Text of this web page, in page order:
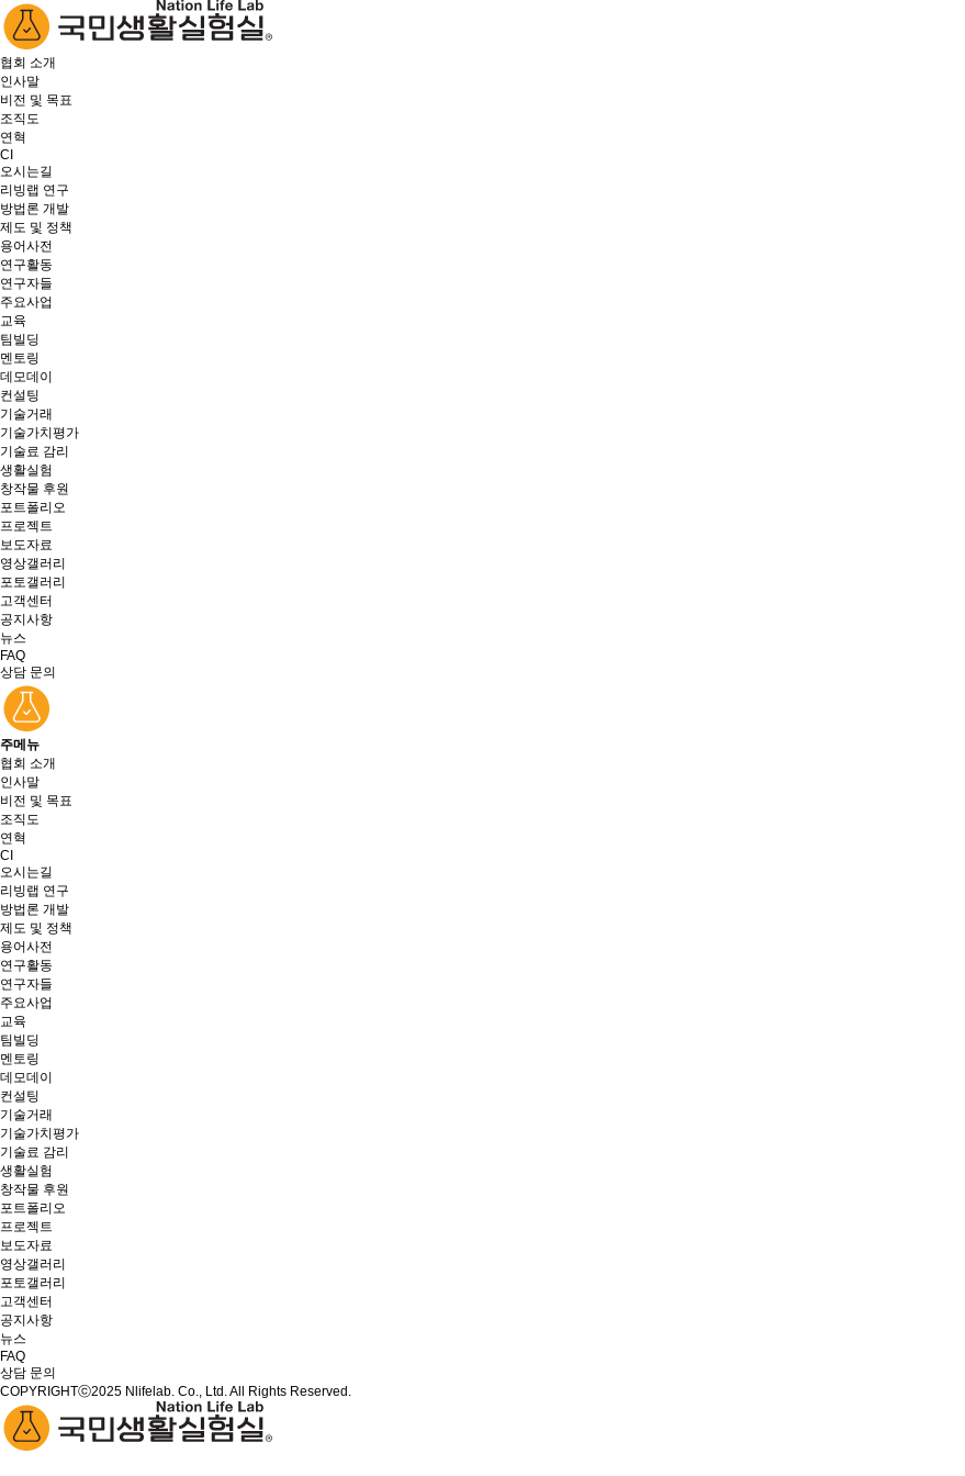
협회 소개
인사말
비전 및 목표
조직도
연혁
CI
오시는길
리빙랩 연구
방법론 개발
제도 및 정책
용어사전
연구활동
연구자들
주요사업
교육
팀빌딩
멘토링
데모데이
컨설팅
기술거래
기술가치평가
기술료 감리
생활실험
창작물 후원
포트폴리오
프로젝트
보도자료
영상갤러리
포토갤러리
고객센터
공지사항
뉴스
FAQ
상담 문의
주메뉴
협회 소개
인사말
비전 및 목표
조직도
연혁
CI
오시는길
리빙랩 연구
방법론 개발
제도 및 정책
용어사전
연구활동
연구자들
주요사업
교육
팀빌딩
멘토링
데모데이
컨설팅
기술거래
기술가치평가
기술료 감리
생활실험
창작물 후원
포트폴리오
프로젝트
보도자료
영상갤러리
포토갤러리
고객센터
공지사항
뉴스
FAQ
상담 문의
COPYRIGHTⓒ2025 Nlifelab. Co., Ltd. All Rights Reserved.